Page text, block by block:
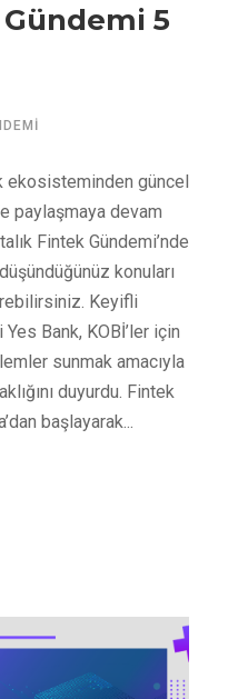
5
ekosisteminden güncel
paylaşmaya devam
Fintek Gündemi’nde
konuları
Keyifli
Bank, KOBİ’ler için
sunmak amacıyla
duyurdu. Fintek
başlayarak...